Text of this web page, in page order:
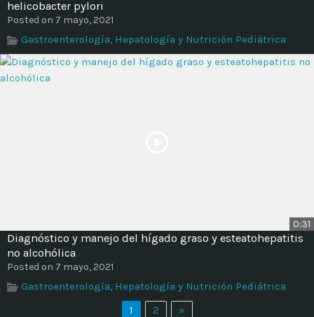
helicobacter pylori
Posted on 7 mayo, 2021
Gastroenterología, Hepatología y Nutrición Pediátrica
0:31
Diagnóstico y manejo del hígado graso y esteatohepatitis
no alcohólica
Posted on 7 mayo, 2021
Gastroenterología, Hepatología y Nutrición Pediátrica
1
2
»